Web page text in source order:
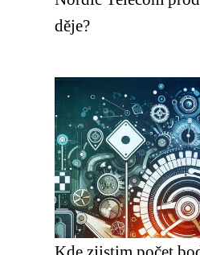
děje?